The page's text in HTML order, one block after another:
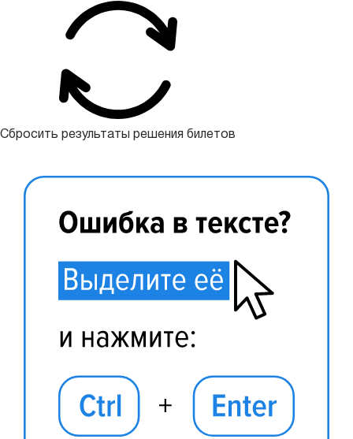
Сбросить результаты решения билетов